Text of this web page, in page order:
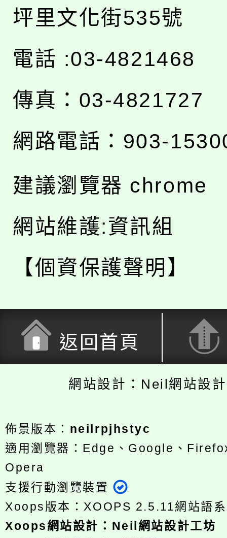
坪里文化街535號
電話 :03-4821468
傳真：03-4821727
網路電話：903-
建議瀏覽器 chrome
網站維護:資訊組
【個資保護聲明】
返回首頁
網站設計：Neil網站設
佈景版本： neilrpjhstyc
適用瀏覽器：Edge、Google、
Opera
支援行動瀏覽裝置
Xoops版本： XOOPS 2.5.11網站語
Xoops網站設計 ： Neil網站設計工坊